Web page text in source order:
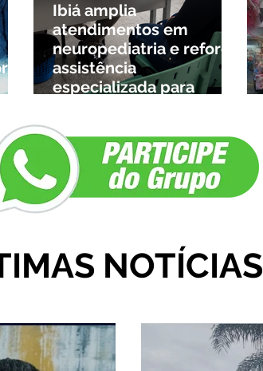
Ibiá amplia
atendimentos em
neuropediatria e reforça
assistência
especializada para
região
NOTÍCIAS